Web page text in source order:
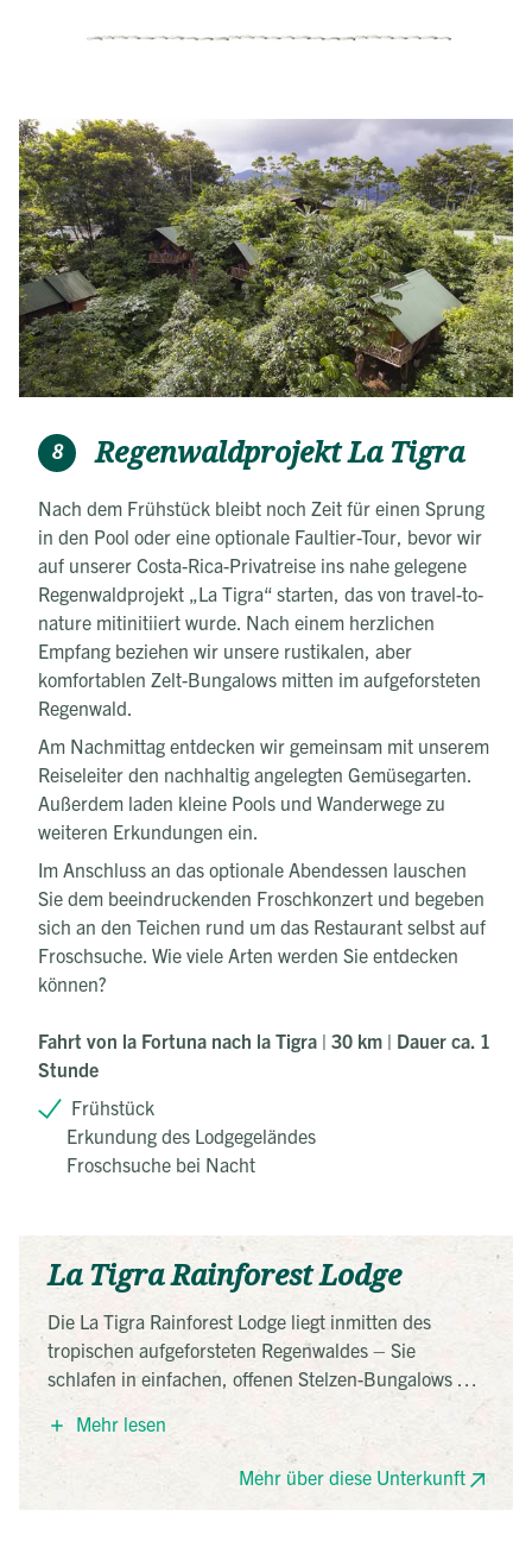
8 Regenwaldprojekt La Tigra
Nach dem Frühstück bleibt noch Zeit für einen Sprung
in den Pool oder eine optionale Faultier-Tour, bevor wir
auf unserer Costa-Rica-Privatreise ins nahe gelegene
Regenwaldprojekt „La Tigra“ starten, das von travel-to-
nature mitinitiiert wurde. Nach einem herzlichen
Empfang beziehen wir unsere rustikalen, aber
komfortablen Zelt-Bungalows mitten im aufgeforsteten
Regenwald.
Am Nachmittag entdecken wir gemeinsam mit unserem
Reiseleiter den nachhaltig angelegten Gemüsegarten.
Außerdem laden kleine Pools und Wanderwege zu
weiteren Erkundungen ein.
Im Anschluss an das optionale Abendessen lauschen
Sie dem beeindruckenden Froschkonzert und begeben
sich an den Teichen rund um das Restaurant selbst auf
Froschsuche. Wie viele Arten werden Sie entdecken
können?
Fahrt von la Fortuna nach la Tigra | 30 km | Dauer ca. 1
Stunde
Frühstück
Erkundung des Lodgegeländes
Froschsuche bei Nacht
La Tigra Rainforest Lodge
Die La Tigra Rainforest Lodge liegt inmitten des
tropischen aufgeforsteten Regenwaldes – Sie
schlafen in einfachen, offenen Stelzen-Bungalows mit
Zeltplane und können so schon vom Bett den Blick in
die Natur genießen. Im offenen Restaurant gibt es
neben costa-ricanischer Küche auch Wlan Zugang
und ein beschilderter Wanderpfad durch den
Mehr lesen
Mehr über diese Unterkunft